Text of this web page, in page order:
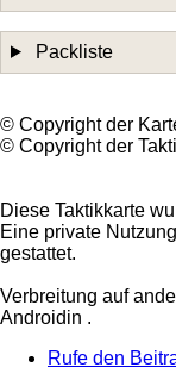
Packliste
©️ Copyright der
©️ Copyright der
Diese Taktikkarte
Eine private
gestattet.
Verbreitung auf
Androidin .
Rufe den